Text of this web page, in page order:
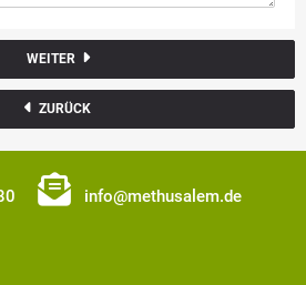
WEITER
ZURÜCK
info@methusalem.de